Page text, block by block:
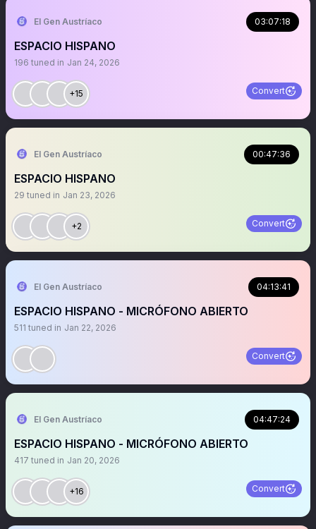
El Gen Austríaco 03:07:18
ESPACIO HISPANO
196 tuned in Jan 24, 2026
+15 Convert
El Gen Austríaco 00:47:36
ESPACIO HISPANO
29 tuned in Jan 23, 2026
+2 Convert
El Gen Austríaco 04:13:41
ESPACIO HISPANO - MICRÓFONO ABIERTO
511 tuned in Jan 22, 2026
Convert
El Gen Austríaco 04:47:24
ESPACIO HISPANO - MICRÓFONO ABIERTO
417 tuned in Jan 20, 2026
+16 Convert